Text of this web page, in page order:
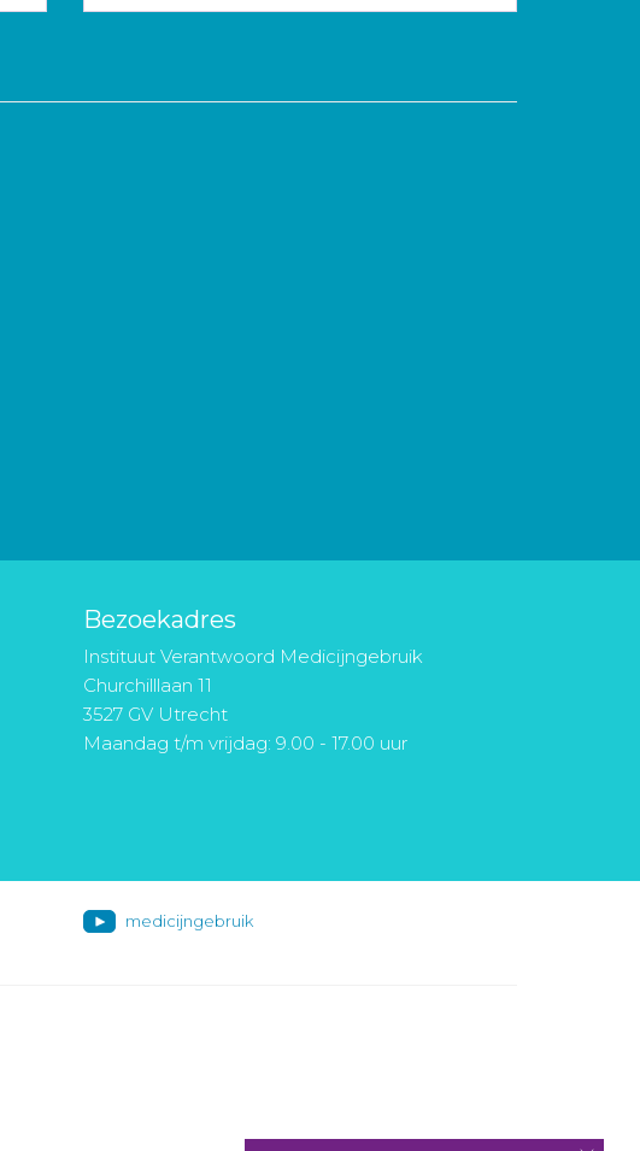
Bezoekadres
Instituut Verantwoord Medicijngebruik
Churchilllaan 11
3527 GV Utrecht
Maandag t/m vrijdag: 9.00 - 17.00 uur
medicijngebruik